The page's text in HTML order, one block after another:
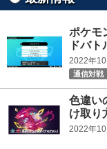
ポケモ
ドバ
2022年10
通信対戦
色違い
け取り
2022年10